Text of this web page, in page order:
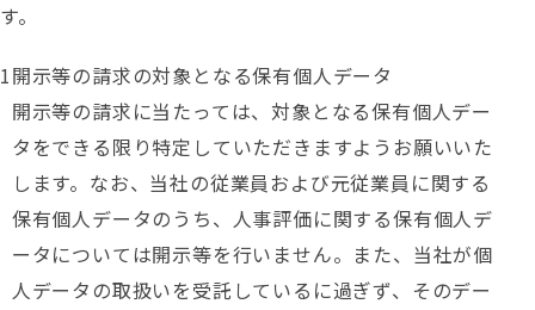
す。
開示等の請求の対象となる保有個人データ
開示等の請求に当たっては、対象となる保有個人デー
タをできる限り特定していただきますようお願いいた
します。なお、当社の従業員および元従業員に関する
保有個人データのうち、人事評価に関する保有個人デ
ータについては開示等を行いません。また、当社が個
人データの取扱いを受託しているに過ぎず、そのデー